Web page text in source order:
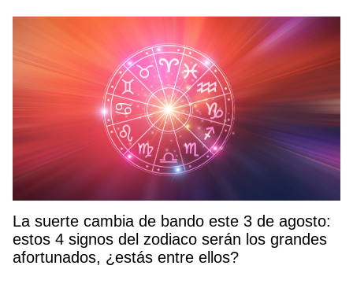
La suerte cambia de bando este 3 de agosto:
estos 4 signos del zodiaco serán los grandes
afortunados, ¿estás entre ellos?